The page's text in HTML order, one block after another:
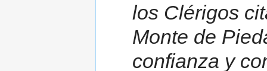
los Clérigos
Monte de
confianza y